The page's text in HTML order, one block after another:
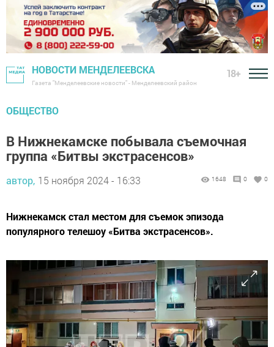
НОВОСТИ МЕНДЕЛЕЕВСКА
Газета "Менделеевские новости" - Менделеевский район
18+
ОБЩЕСТВО
В Нижнекамске побывала съемочная
группа «Битвы экстрасенсов»
автор, 15 ноября 2024 - 16:33 1648 0 0
Нижнекамск стал местом для съемок эпизода
популярного телешоу «Битва экстрасенсов».